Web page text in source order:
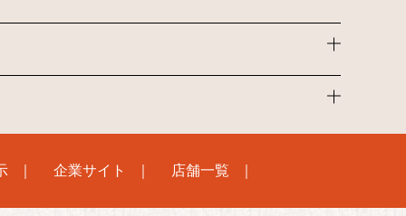
企業サイト 店舗一覧